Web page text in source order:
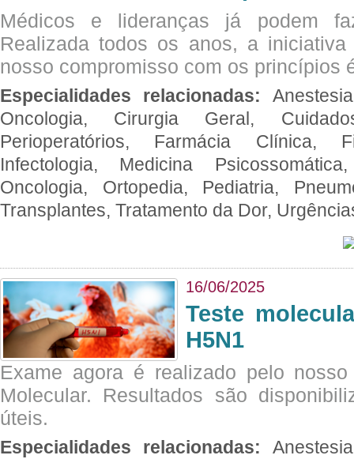
Médicos e lideranças já podem
Realizada todos os anos, a
nosso compromisso com os princípios
Especialidades relacionadas:
Oncologia, Cirurgia Geral,
Perioperatórios, Farmácia Clínica,
Infectologia, Medicina
Oncologia, Ortopedia, Pediatria,
Transplantes, Tratamento da Dor,
16/06/2025
Teste
H5N1
Exame agora é realizado pelo
Molecular. Resultados são
úteis.
Especialidades relacionadas: